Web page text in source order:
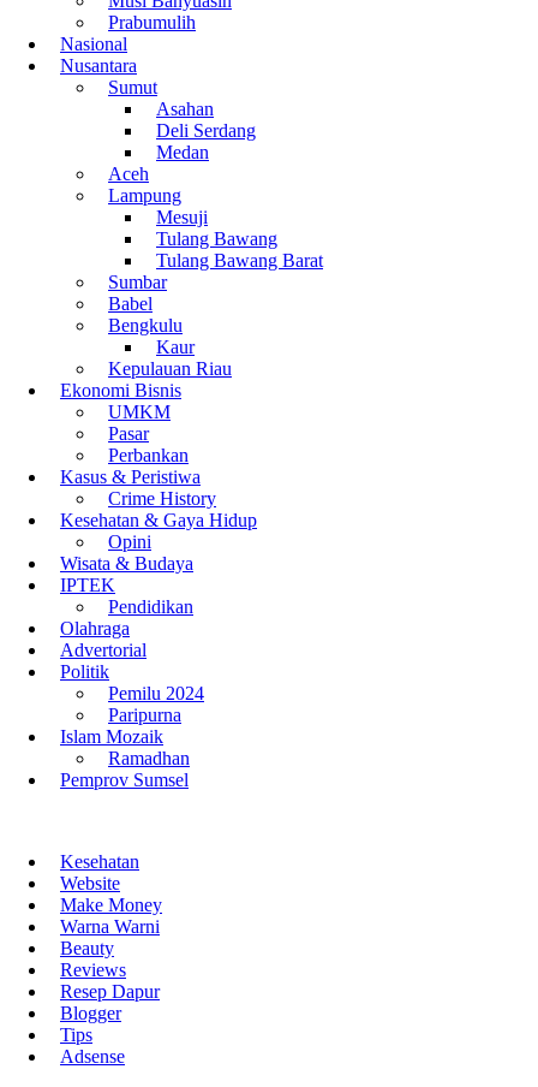
Prabumulih
Nasional
Nusantara
Sumut
Asahan
Deli Serdang
Medan
Aceh
Lampung
Mesuji
Tulang Bawang
Tulang Bawang Barat
Sumbar
Babel
Bengkulu
Kaur
Kepulauan Riau
Ekonomi Bisnis
UMKM
Pasar
Perbankan
Kasus & Peristiwa
Crime History
Kesehatan & Gaya Hidup
Opini
Wisata & Budaya
IPTEK
Pendidikan
Olahraga
Advertorial
Politik
Pemilu 2024
Paripurna
Islam Mozaik
Ramadhan
Pemprov Sumsel
Kesehatan
Website
Make Money
Warna Warni
Beauty
Reviews
Resep Dapur
Blogger
Tips
Adsense